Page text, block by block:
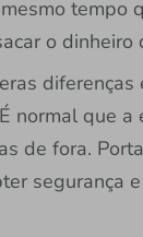
tempo
o dinheiro
normal que
de fora.
segurança